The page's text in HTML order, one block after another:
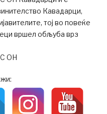
Кавадарци,
тој во повеќе
вршел обљуба врз
ОН